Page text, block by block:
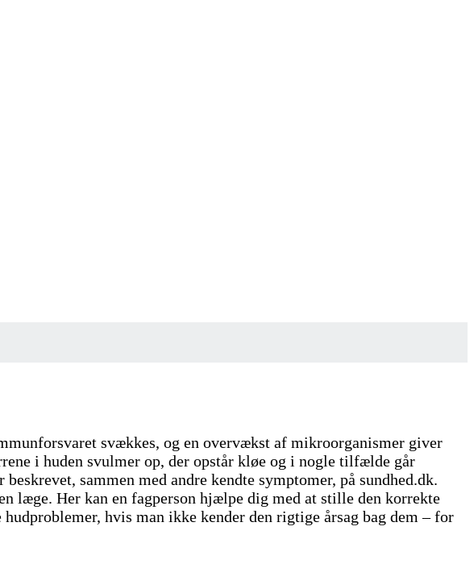
svækkes, og en overvækst af mikroorganismer giver
i huden svulmer op, der opstår kløe og i nogle tilfælde går
sammen med andre kendte symptomer, på sundhed.dk.
læge. Her kan en fagperson hjælpe dig med at stille den korrekte
hvis man ikke kender den rigtige årsag bag dem – for